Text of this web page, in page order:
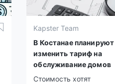
Kapster Team
В Костанае планируют
изменить тариф на
обслуживание домов
Стоимость хотят